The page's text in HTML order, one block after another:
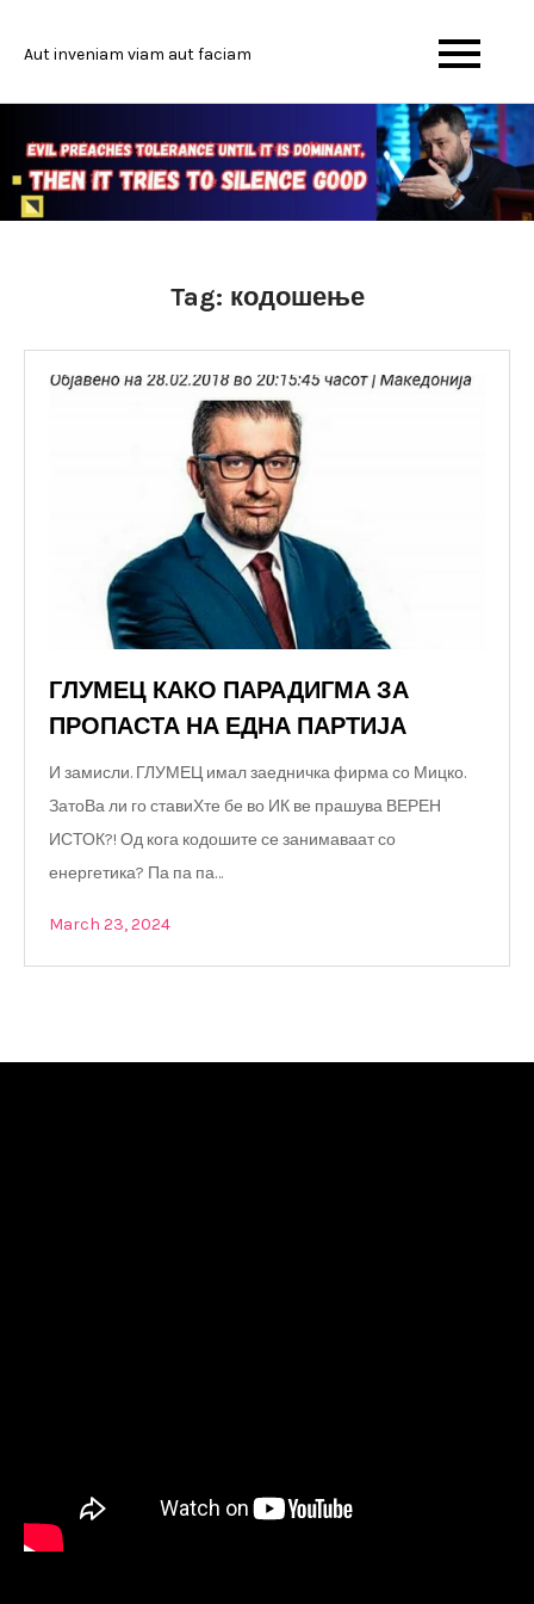
Aut inveniam viam aut faciam
Tag: кодошење
ГЛУМЕЦ КАКО ПАРАДИГМА ЗА
ПРОПАСТА НА ЕДНА ПАРТИЈА
И замисли. ГЛУМЕЦ имал заедничка фирма со Мицко.
ЗатоВа ли го ставиХте бе во ИК ве прашува ВЕРЕН
ИСТОК?! Од кога кодошите се занимаваат со
енергетика? Па па па…
March 23, 2024